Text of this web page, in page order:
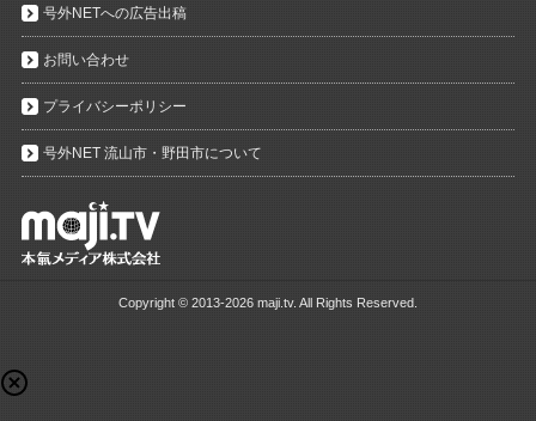
号外NETへの広告出稿
お問い合わせ
プライバシーポリシー
号外NET 流山市・野田市について
Copyright © 2013-2026 maji.tv. All Rights Reserved.